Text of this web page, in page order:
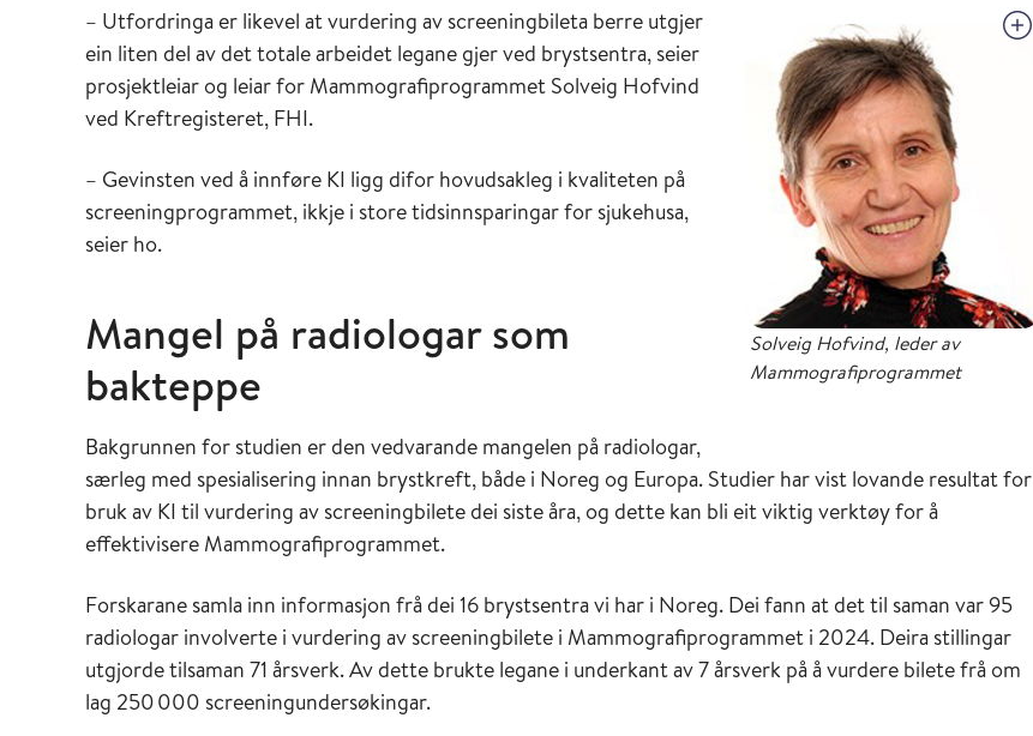
Solveig Hofvind, leder av
Mammografiprogrammet
– Utfordringa er likevel at vurdering av screeningbileta berre utgjer
ein liten del av det totale arbeidet legane gjer ved brystsentra, seier
prosjektleiar og leiar for Mammografiprogrammet Solveig Hofvind
ved Kreftregisteret, FHI.
– Gevinsten ved å innføre KI ligg difor hovudsakleg i kvaliteten på
screeningprogrammet, ikkje i store tidsinnsparingar for sjukehusa,
seier ho.
Mangel på radiologar som
bakteppe
Bakgrunnen for studien er den vedvarande mangelen på radiologar,
særleg med spesialisering innan brystkreft, både i Noreg og Europa. Studier har vist lovande resultat for
bruk av KI til vurdering av screeningbilete dei siste åra, og dette kan bli eit viktig verktøy for å
effektivisere Mammografiprogrammet.
Forskarane samla inn informasjon frå dei 16 brystsentra vi har i Noreg. Dei fann at det til saman var 95
radiologar involverte i vurdering av screeningbilete i Mammografiprogrammet i 2024. Deira stillingar
utgjorde tilsaman 71 årsverk. Av dette brukte legane i underkant av 7 årsverk på å vurdere bilete frå om
lag 250000 screeningundersøkingar.